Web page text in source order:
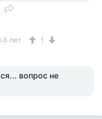
6 лет 1
вопрос не